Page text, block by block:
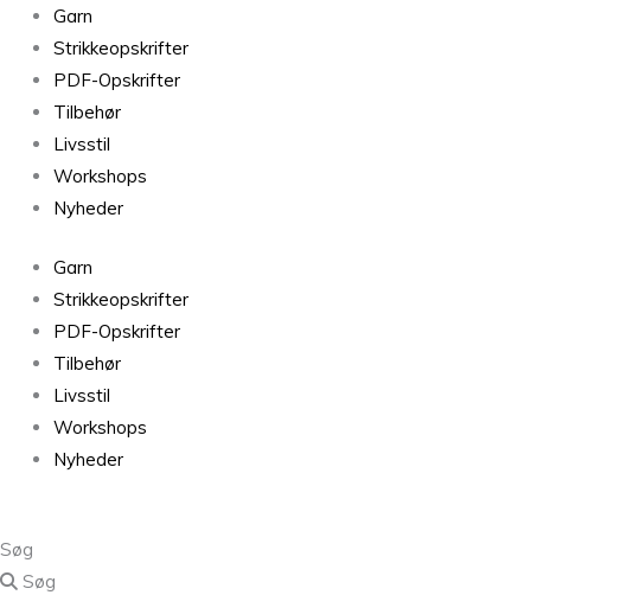
Garn
Strikkeopskrifter
PDF-Opskrifter
Tilbehør
Livsstil
Workshops
Nyheder
Garn
Strikkeopskrifter
PDF-Opskrifter
Tilbehør
Livsstil
Workshops
Nyheder
Søg
Søg
Filcolana
Alva
Calypso
antal